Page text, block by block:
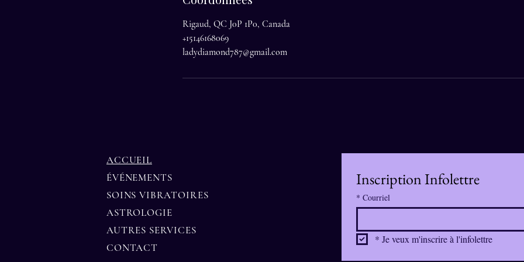
Rigaud, QC J0P 1P0, Canada
+15146168069
ladydiamond787@gmail.com
ACCUEIL
ÉVÉNEMENTS
SOINS VIBRATOIRES
ASTROLOGIE
AUTRES SERVICES
CONTACT
Inscription Infolettre
* Courriel
* Je veux m'inscrire à l'infolettre